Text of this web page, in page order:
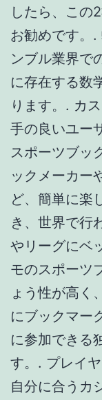
したら、この
お勧めです。.
ンブル業界で
に存在する数
ります。. カ
手の良いユー
スポーツブッ
ックメーカー
ど、簡単に楽
き、世界で行
やリーグにベ
モのスポーツ
ょう性が高く
にブックマー
に参加できる
す。. プレイ
自分に合うカ